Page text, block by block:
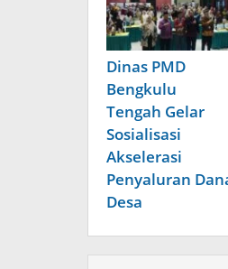
Dinas PMD
Bengkulu
Tengah Gelar
Sosialisasi
Akselerasi
Penyaluran
Desa